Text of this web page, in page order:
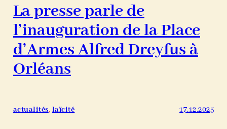
La presse parle de
l’inauguration de la Place
d’Armes Alfred Dreyfus à
Orléans
actualités, laïcité 17.12.2025